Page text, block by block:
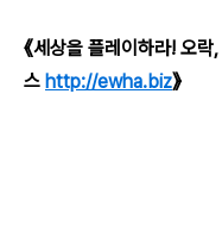
《세상을 플레이하라! 오
스 http://ewha.biz》